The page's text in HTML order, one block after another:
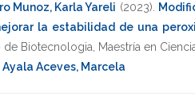
Munoz, Karla Yareli (2023)
la estabilidad de una
de Biotecnologia
Maestría en
Ayala Aceves, Marcela